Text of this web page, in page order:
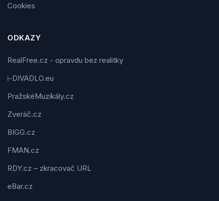
Cookies
ODKAZY
RealFree.cz - opravdu bez realitky
i-DIVADLO.eu
PražskéMuzikály.cz
Zveráč.cz
BIGG.cz
FMAN.cz
RDY.cz – zkracovač URL
eBar.cz